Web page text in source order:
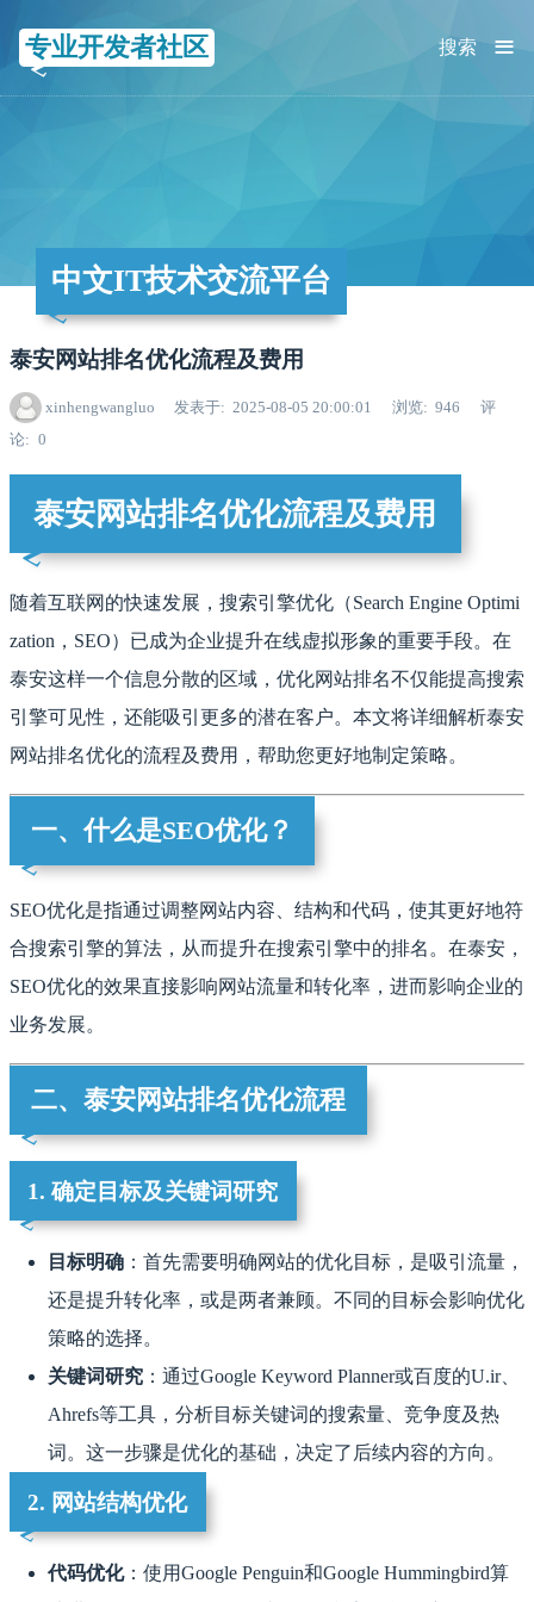
专业开发者社区 ≡
搜索
中文IT技术交流平台
泰安网站排名优化流程及费用
xinhengwangluo 发表于 2025-08-05 20:00:01 浏览 946
评
论
0
泰安网站排名优化流程及费用
随着互联网的快速发展，搜索引擎优化（Search Engine Optimi
zation，SEO）已成为企业提升在线虚拟形象的重要手段。在
泰安这样一个信息分散的区域，优化网站排名不仅能提高搜索
引擎可见性，还能吸引更多的潜在客户。本文将详细解析泰安
网站排名优化的流程及费用，帮助您更好地制定策略。
一、什么是SEO优化？
SEO优化是指通过调整网站内容、结构和代码，使其更好地符
合搜索引擎的算法，从而提升在搜索引擎中的排名。在泰安，
SEO优化的效果直接影响网站流量和转化率，进而影响企业的
业务发展。
二、泰安网站排名优化流程
1. 确定目标及关键词研究
目标明确 ：首先需要明确网站的优化目标，是吸引流量，
还是提升转化率，或是两者兼顾。不同的目标会影响优化
策略的选择。
关键词研究 ：通过Google Keyword Planner或百度的U.ir、
Ahrefs等工具，分析目标关键词的搜索量、竞争度及热
词。这一步骤是优化的基础，决定了后续内容的方向。
2. 网站结构优化
代码优化：使用Google Penguin和Google Hummingbird算